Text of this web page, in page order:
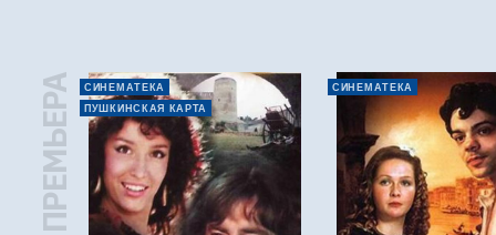
ПРЕМЬЕРА
СИНЕМАТЕКА
ПУШКИНСКАЯ КАРТА
СИНЕМАТЕКА